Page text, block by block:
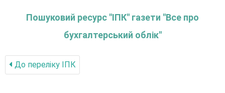
Пошуковий ресурс "ІПК" газети "Все про
бухгалтерський облік"
До переліку IПК